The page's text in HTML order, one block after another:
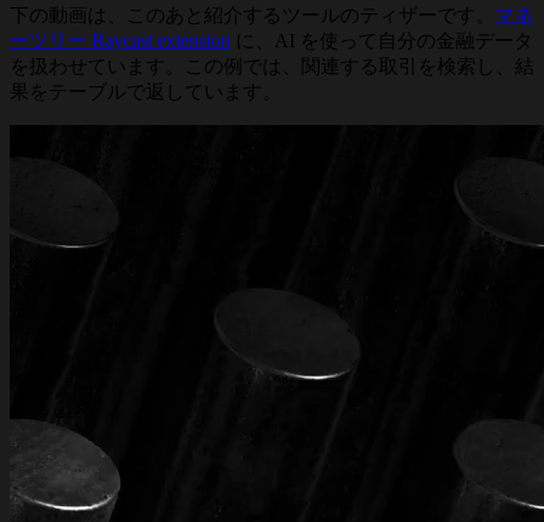
下の動画は、このあと紹介するツールのティザーです。 マネ
ーツリー Raycast extension に、AI を使って自分の金融データ
を扱わせています。この例では、関連する取引を検索し、結
果をテーブルで返しています。